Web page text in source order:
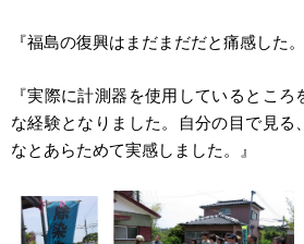
『福島の復興はまだまだだと痛感した。
『実際に計測器を使用しているところ
な経験となりました。自分の目で見る
なとあらためて実感しました。』